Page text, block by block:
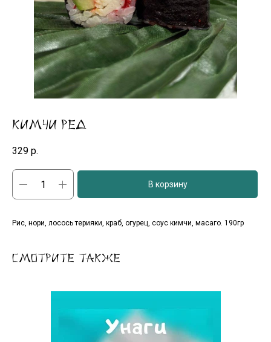
Кимчи Ред
329 р.
В корзину
Рис, нори, лосось терияки, краб, огурец, соус кимчи, масаго. 190гр
Смотрите также